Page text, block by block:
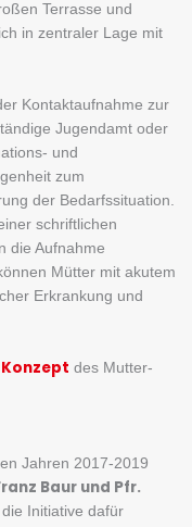
Terrasse und
in zentraler Lage mit
Kontaktaufnahme zur
Jugendamt oder
und
zum
der Bedarfssituation.
schriftlichen
die Aufnahme
Mütter mit akutem
Erkrankung und
Konzept des Mutter-
Jahren 2017-2019
Baur und Pfr.
Initiative dafür